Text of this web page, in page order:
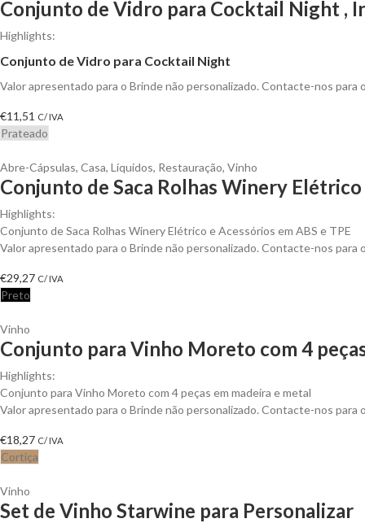
Conjunto de Vidro para Cocktail Night ,
Highlights:
Conjunto de Vidro para Cocktail Night
Valor apresentado para o Brinde não personalizado. Contacte-nos
€11,51 C/ IVA
Prateado
Abre-Cápsulas, Casa, Líquidos, Restauração, Vinho
Conjunto de Saca Rolhas Winery
Highlights:
Conjunto de Saca Rolhas Winery Elétrico e Acessórios em ABS e TPE
Valor apresentado para o Brinde não personalizado. Contacte-nos
€29,27 C/ IVA
Preto
Vinho
Conjunto para Vinho Moreto com 4
Highlights:
Conjunto para Vinho Moreto com 4 peças em madeira e metal
Valor apresentado para o Brinde não personalizado. Contacte-nos
€18,27 C/ IVA
Cortiça
Vinho
Set de Vinho Starwine para Personalizar